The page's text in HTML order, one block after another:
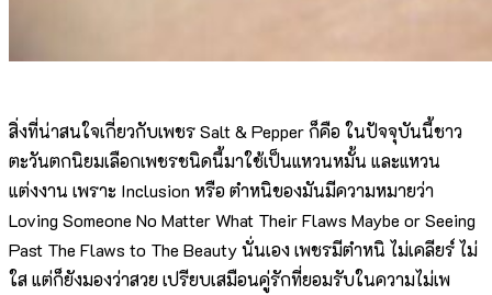
สิ่งที่น่าสนใจเกี่ยวกับเพชร Salt & Pepper ก็คือ ในปัจจุบันนี้ชาว
ตะวันตกนิยมเลือกเพชรชนิดนี้มาใช้เป็นแหวนหมั้น และแหวน
แต่งงาน เพราะ Inclusion หรือ ตำหนิของมันมีความหมายว่า
Loving Someone No Matter What Their Flaws Maybe or Seeing
Past The Flaws to The Beauty นั่นเอง เพชรมีตำหนิ ไม่เคลียร์ ไม่
ใส แต่ก็ยังมองว่าสวย เปรียบเสมือนคู่รักที่ยอมรับในความไม่เพ